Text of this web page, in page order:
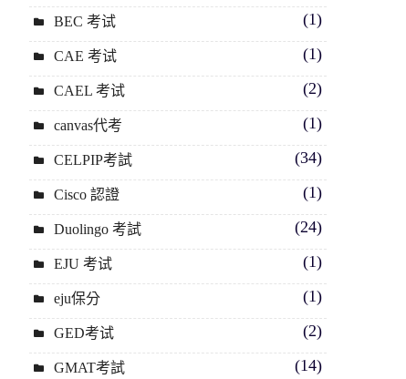
BEC 考试 (1)
CAE 考试 (1)
CAEL 考试 (2)
canvas代考 (1)
CELPIP考試 (34)
Cisco 認證 (1)
Duolingo 考試 (24)
EJU 考试 (1)
eju保分 (1)
GED考试 (2)
GMAT考試 (14)